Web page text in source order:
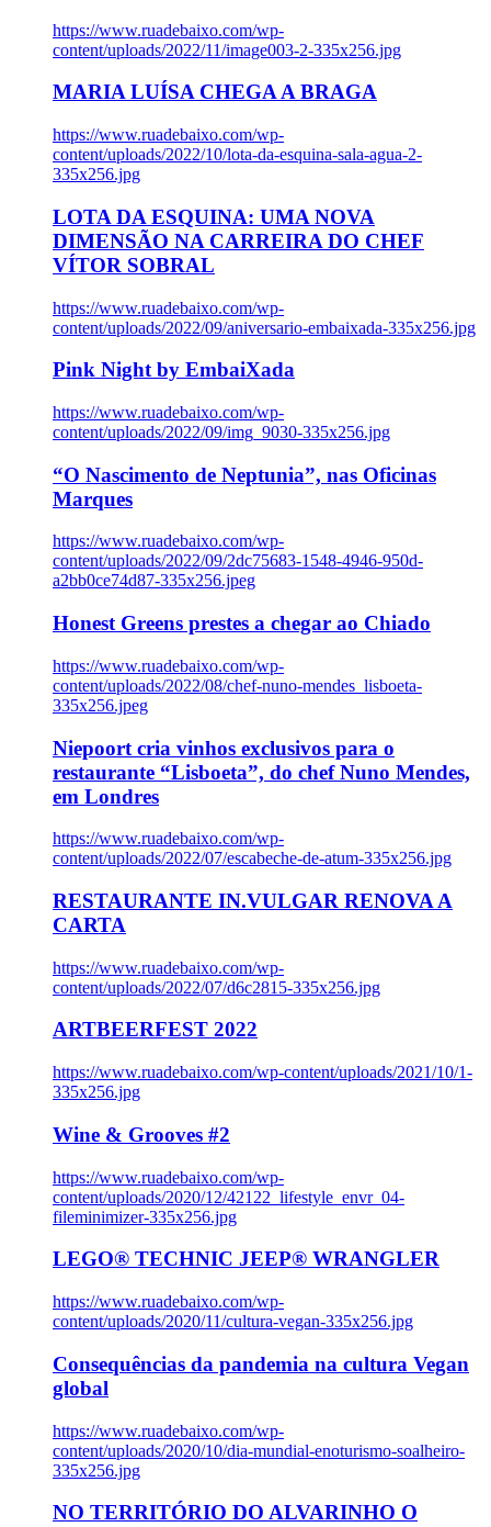
https://www.ruadebaixo.com/wp-
content/uploads/2022/11/image003-2-335x256.jpg
MARIA LUÍSA CHEGA A BRAGA
https://www.ruadebaixo.com/wp-
content/uploads/2022/10/lota-da-esquina-sala-agua-2-
335x256.jpg
LOTA DA ESQUINA: UMA NOVA
DIMENSÃO NA CARREIRA DO CHEF
VÍTOR SOBRAL
https://www.ruadebaixo.com/wp-
content/uploads/2022/09/aniversario-embaixada-335x256.jpg
Pink Night by EmbaiXada
https://www.ruadebaixo.com/wp-
content/uploads/2022/09/img_9030-335x256.jpg
“O Nascimento de Neptunia”, nas Oficinas
Marques
https://www.ruadebaixo.com/wp-
content/uploads/2022/09/2dc75683-1548-4946-950d-
a2bb0ce74d87-335x256.jpeg
Honest Greens prestes a chegar ao Chiado
https://www.ruadebaixo.com/wp-
content/uploads/2022/08/chef-nuno-mendes_lisboeta-
335x256.jpeg
Niepoort cria vinhos exclusivos para o
restaurante “Lisboeta”, do chef Nuno Mendes,
em Londres
https://www.ruadebaixo.com/wp-
content/uploads/2022/07/escabeche-de-atum-335x256.jpg
RESTAURANTE IN.VULGAR RENOVA A
CARTA
https://www.ruadebaixo.com/wp-
content/uploads/2022/07/d6c2815-335x256.jpg
ARTBEERFEST 2022
https://www.ruadebaixo.com/wp-content/uploads/2021/10/1-
335x256.jpg
Wine & Grooves #2
https://www.ruadebaixo.com/wp-
content/uploads/2020/12/42122_lifestyle_envr_04-
fileminimizer-335x256.jpg
LEGO® TECHNIC JEEP® WRANGLER
https://www.ruadebaixo.com/wp-
content/uploads/2020/11/cultura-vegan-335x256.jpg
Consequências da pandemia na cultura Vegan
global
https://www.ruadebaixo.com/wp-
content/uploads/2020/10/dia-mundial-enoturismo-soalheiro-
335x256.jpg
NO TERRITÓRIO DO ALVARINHO O